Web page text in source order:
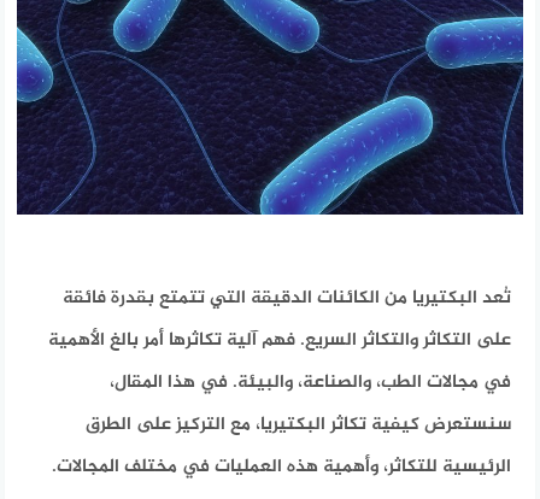
تُعد البكتيريا من الكائنات الدقيقة التي تتمتع بقدرة فائقة
على التكاثر والتكاثر السريع. فهم آلية تكاثرها أمر بالغ الأهمية
في مجالات الطب، والصناعة، والبيئة. في هذا المقال،
سنستعرض كيفية تكاثر البكتيريا، مع التركيز على الطرق
الرئيسية للتكاثر، وأهمية هذه العمليات في مختلف المجالات.